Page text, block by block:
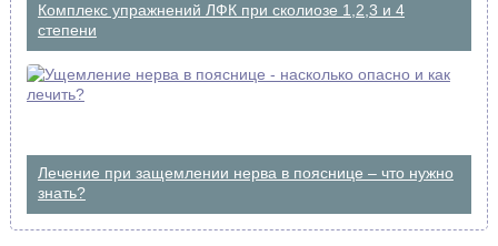
Комплекс упражнений ЛФК при сколиозе 1,2,3 и 4
степени
Лечение при защемлении нерва в пояснице – что нужно
знать?